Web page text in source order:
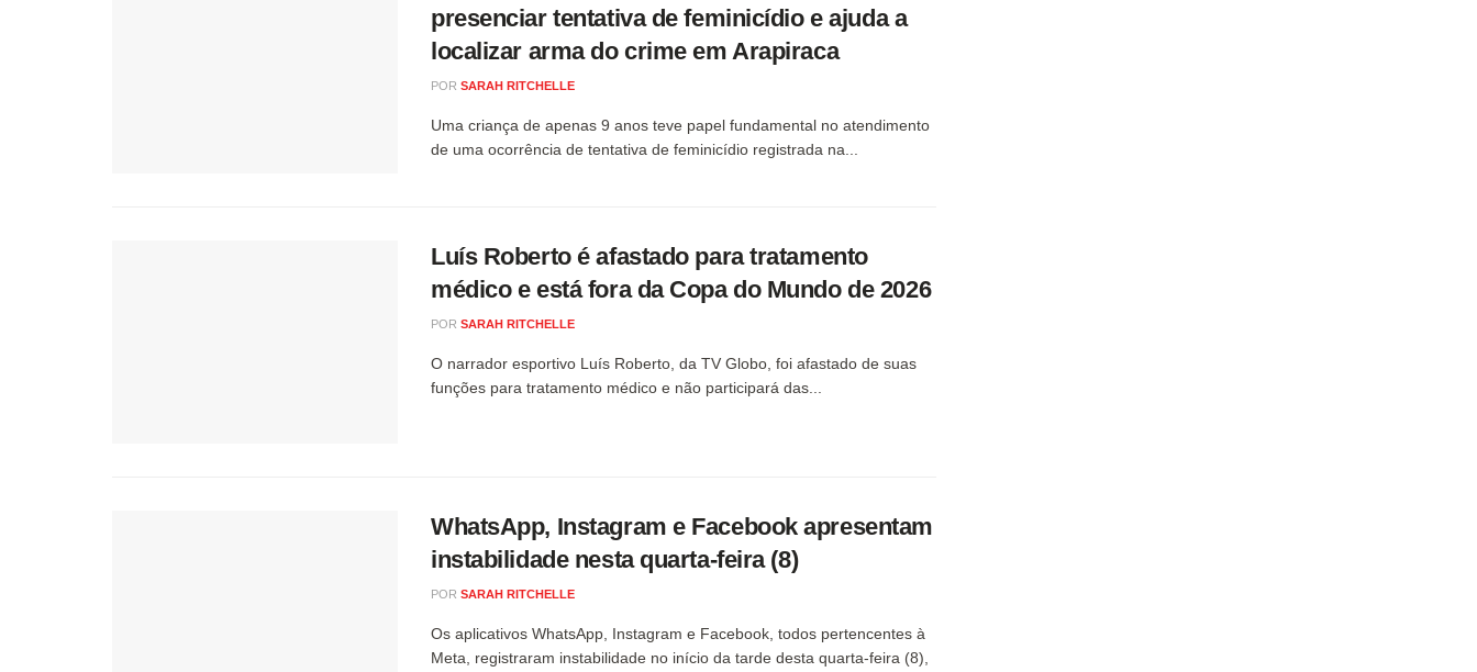
presenciar tentativa de feminicídio e ajuda a
localizar arma do crime em Arapiraca
POR SARAH RITCHELLE
Uma criança de apenas 9 anos teve papel fundamental no atendimento
de uma ocorrência de tentativa de feminicídio registrada na...
Luís Roberto é afastado para tratamento
médico e está fora da Copa do Mundo de 2026
POR SARAH RITCHELLE
O narrador esportivo Luís Roberto, da TV Globo, foi afastado de suas
funções para tratamento médico e não participará das...
WhatsApp, Instagram e Facebook apresentam
instabilidade nesta quarta-feira (8)
POR SARAH RITCHELLE
Os aplicativos WhatsApp, Instagram e Facebook, todos pertencentes à
Meta, registraram instabilidade no início da tarde desta quarta-feira (8),